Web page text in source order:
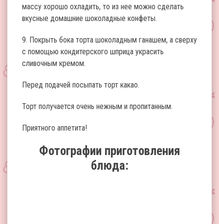
массу хорошо охладить, то из нее можно сделать
вкусные домашние шоколадные конфеты.
9. Покрыть бока торта шоколадным ганашем, а сверху
с помощью кондитерского шприца украсить
сливочным кремом.
Перед подачей посыпать торт какао.
Торт получается очень нежным и пропитанным.
Приятного аппетита!
Фотографии приготовления
блюда: